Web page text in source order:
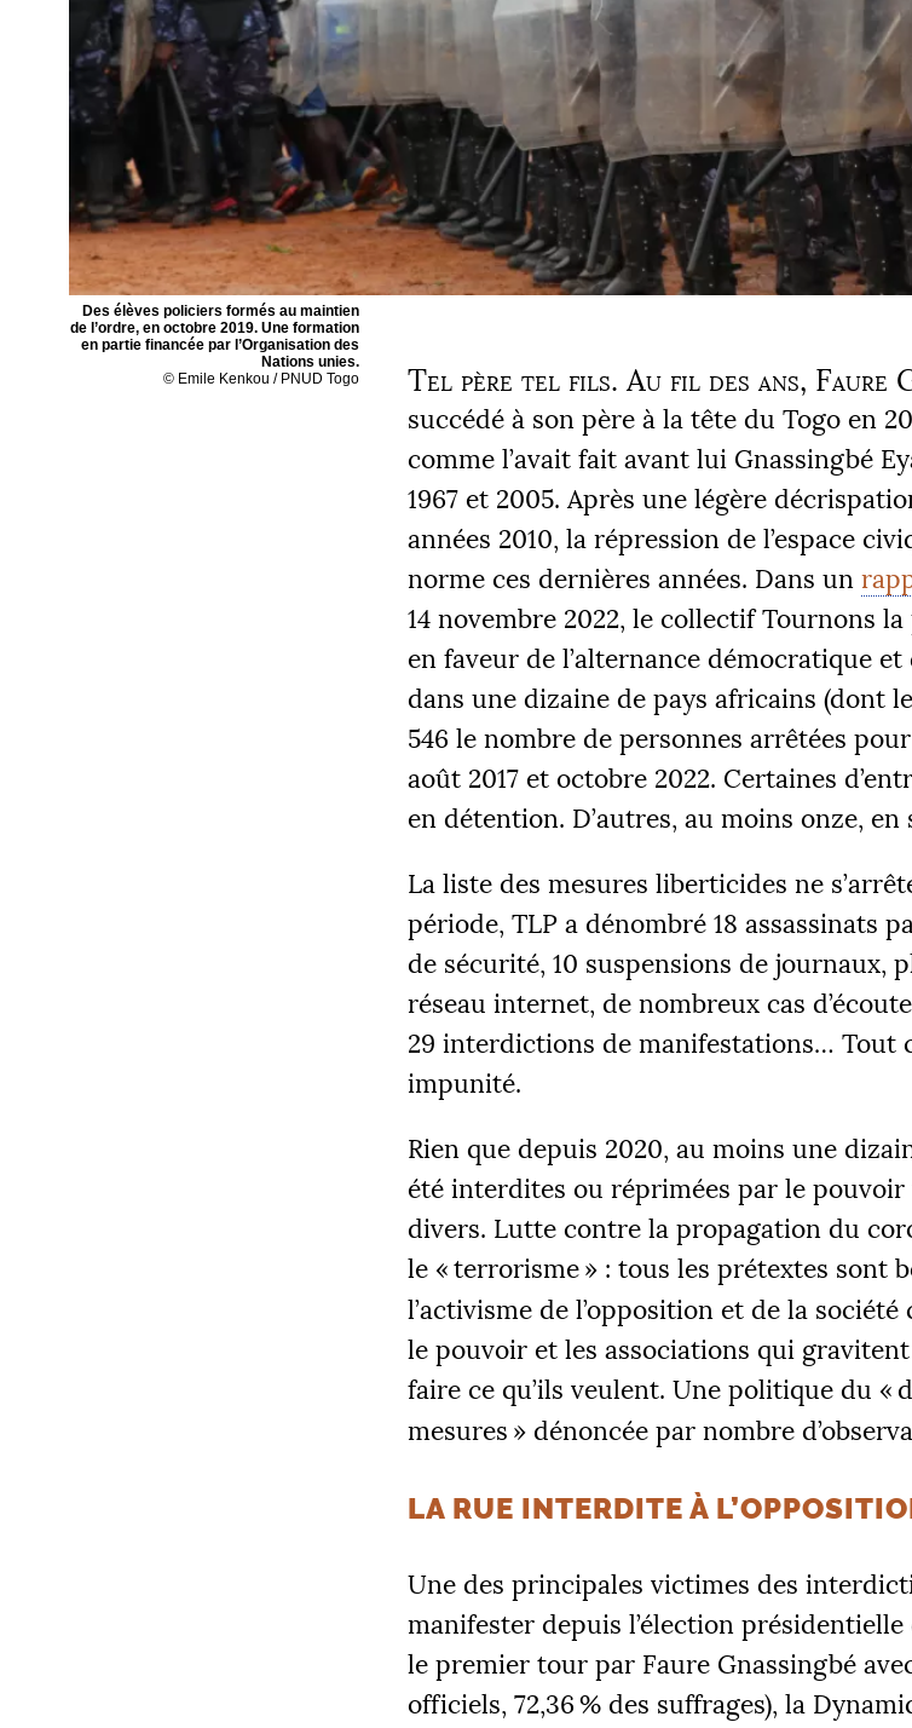
Des élèves policiers formés au maintien
de l’ordre, en octobre 2019. Une formation
en partie financée par l’Organisation des
Nations unies.
© Emile Kenkou / PNUD Togo Tel père tel fils. Au fil des ans, Faure
succédé à son père à la tête du Togo en
comme l’avait fait avant lui Gnassingbé
1967 et 2005. Après une légère
années 2010, la répression de l’espace
norme ces dernières années. Dans un
14 novembre 2022, le collectif Tournons la
en faveur de l’alternance démocratique
dans une dizaine de pays africains (dont
546 le nombre de personnes arrêtées
août 2017 et octobre 2022. Certaines
en détention. D’autres, au moins onze, en
La liste des mesures liberticides ne
période, TLP a dénombré 18 assassinats
de sécurité, 10 suspensions de journaux,
réseau internet, de nombreux cas
29 interdictions de manifestations… Tout
impunité.
Rien que depuis 2020, au moins une
été interdites ou réprimées par le pouvoir
divers. Lutte contre la propagation du
le «terrorisme» : tous les prétextes sont
l’activisme de l’opposition et de la
le pouvoir et les associations qui
faire ce qu’ils veulent. Une politique du «
mesures » dénoncée par nombre
LA RUE INTERDITE À
Une des principales victimes des
manifester depuis l’élection
le premier tour par Faure Gnassingbé
officiels, 72,36% des suffrages), la
COLLECTÉS
12 205 €
|
5000 €
|
10000 €